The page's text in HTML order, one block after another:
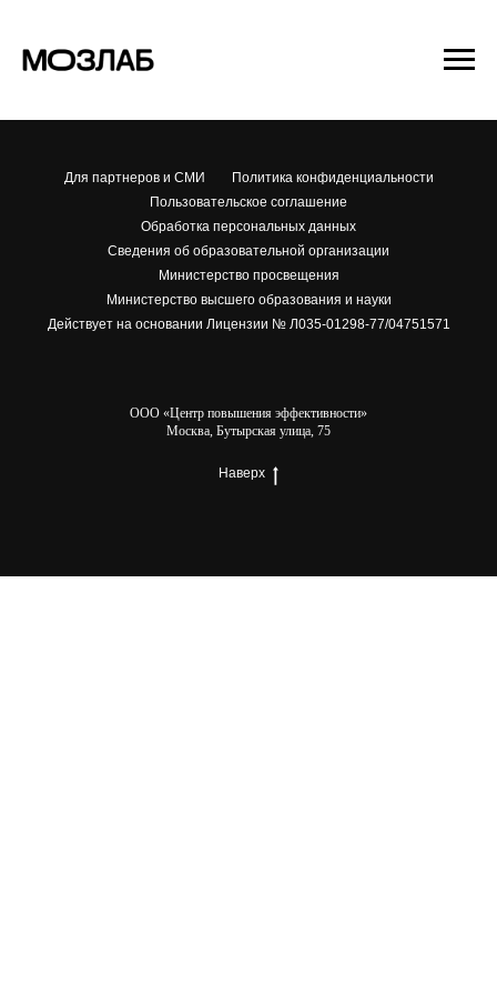
Для партнеров и СМИ
Политика конфиденциальности
Пользовательское соглашение
Обработка персональных данных
Сведения об образовательной организации
Министерство просвещения
Министерство высшего образования и науки
Действует на основании Лицензии № Л035-01298-77/04751571
ООО «Центр повышения эффективности»
Москва, Бутырская улица, 75
Наверх